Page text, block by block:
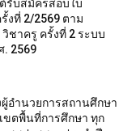
รับสมัครสอบใบ
งที่ 2/2569 ตาม
ชาครู ครั้งที่ 2 ระบบ
. 2569
อำนวยการสถานศึกษา
ขตพื้นที่การศึกษา ทุก